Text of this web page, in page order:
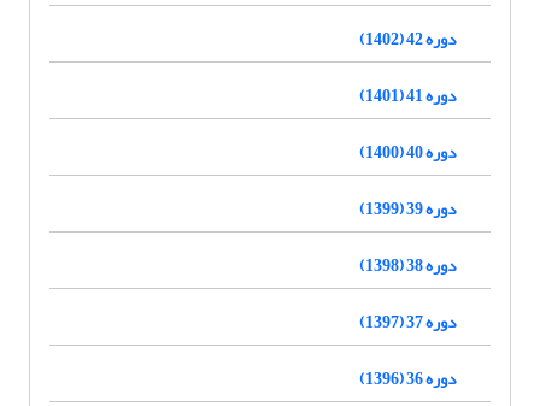
دوره 42 (1402)
دوره 41 (1401)
دوره 40 (1400)
دوره 39 (1399)
دوره 38 (1398)
دوره 37 (1397)
دوره 36 (1396)